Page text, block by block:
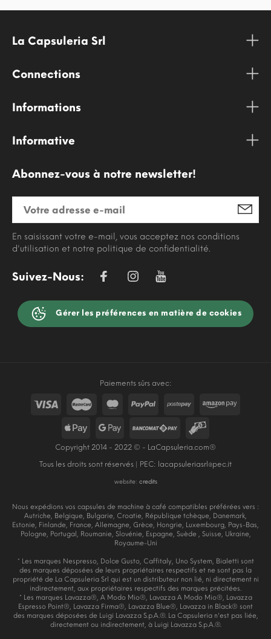
La Capsuleria Srl
Connections
Informations
Informative
Abonnez-vous à notre newsletter!
En saisissant votre e-mail, vous acceptez nos conditions
d'utilisation et notre politique de confidentialité.
Suivez-Nous:
Gérer les préférences en matière de cookies
Paiements sûrs avec:
Copyright 2014 - 2022 © - LaCapsuleria.com®
Tous les droits sont réservés | PEC: lacapsuleriasrl@pec.it
website: credits
Nous expédions vos capsules de machine à café compatibles préférées vers :
Autriche, Belgique, Bulgarie, Croatie, République tchèque, Danemark,
Estonie, Finlande, France, Allemagne, Grèce, Hongrie, Luxembourg, Pays-Bas,
Pologne, Portugal, Roumanie, Slovénie, Espagne, Suède , Suisse, Ukraine,
Royaume-Uni
* Les marques Nespresso, Dolce Gusto, Caffitaly, Uno System, Bialetti sont
des marques déposées de leurs propriétaires respectifs et ne sont pas la
propriété de La Capsuleria Srl qui est un distributeur non lié, ni directement ni
indirectement, aux propriétaires respectifs des marques précitées.
* Les marques Lavazza®, A Modo Mio®, Lavazza A Modo Mio®, Lavazza
Espresso Point®, Lavazza Firma®, Lavazza Blue®, Lavazza in Black® sont
des marques déposées de Luigi Lavazza S.p.A.®. La Capsuleria n'est pas liée,
directement ou indirectement, à Luigi Lavazza S.p.A.®.